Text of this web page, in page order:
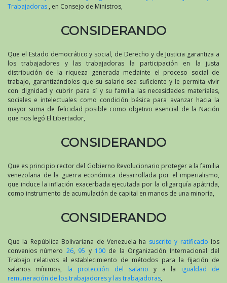
Trabajadoras , en Consejo de Ministros,
CONSIDERANDO
Que el Estado democrático y social, de Derecho y de Justicia garantiza a
los trabajadores y las trabajadoras la participación en la justa
distribución de la riqueza generada medainte el proceso social de
trabajo, garantizándoles que su salario sea suficiente y le permita vivir
con dignidad y cubrir para sí y su familia las necesidades materiales,
sociales e intelectuales como condición básica para avanzar hacia la
mayor suma de felicidad posible como objetivo esencial de la Nación
que nos legó El Libertador,
CONSIDERANDO
Que es principio rector del Gobierno Revolucionario proteger a la familia
venezolana de la guerra económica desarrollada por el imperialismo,
que induce la inflación exacerbada ejecutada por la oligarquía apátrida,
como instrumento de acumulación de capital en manos de una minoría,
CONSIDERANDO
Que la República Bolivariana de Venezuela ha suscrito y ratificado los
convenios número 26, 95 y 100 de la Organización Internacional del
Trabajo relativos al establecimiento de métodos para la fijación de
salarios mínimos, la protección del salario y a la igualdad de
remuneración de los trabajadores y las trabajadoras,